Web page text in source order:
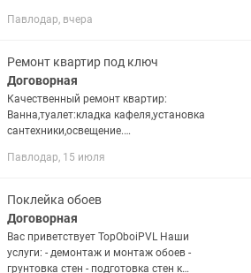
выключателей .Обшивка ,утепление
сантехники....
Павлодар, вчера
Ремонт квартир под ключ
Договорная
Качественный ремонт квартир:
Ванна,туалет:кладка кафеля,установка
сантехники,освещение.
стен,потолков,колер,обои,панели,
Павлодар, 15 июля
Поклейка обоев
Договорная
Вас приветствует TopOboiPVL Наши
услуги: - демонтаж и монтаж обоев -
грунтовка стен - подготовка стен к